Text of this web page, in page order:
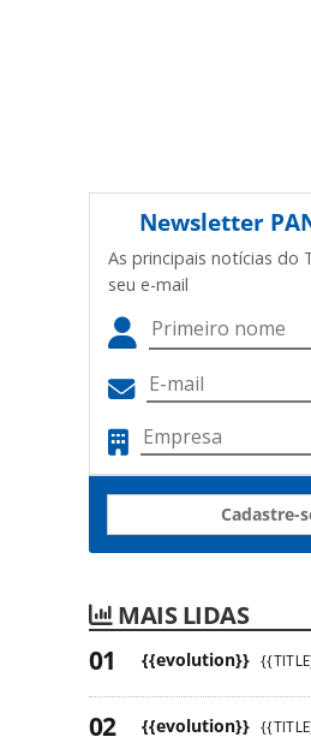
Newsletter
As principais notícias do
seu e-mail
Cadastre-
MAIS LIDAS
{{evolution}}
{{evolution}}